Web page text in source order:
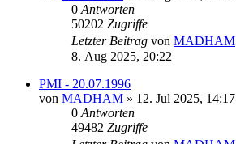
0 Antworten
50202 Zugriffe
Letzter Beitrag von MADHAM
8. Aug 2025, 20:22
PMI - 20.07.1996
von MADHAM » 12. Jul 2025, 14:17
0 Antworten
49482 Zugriffe